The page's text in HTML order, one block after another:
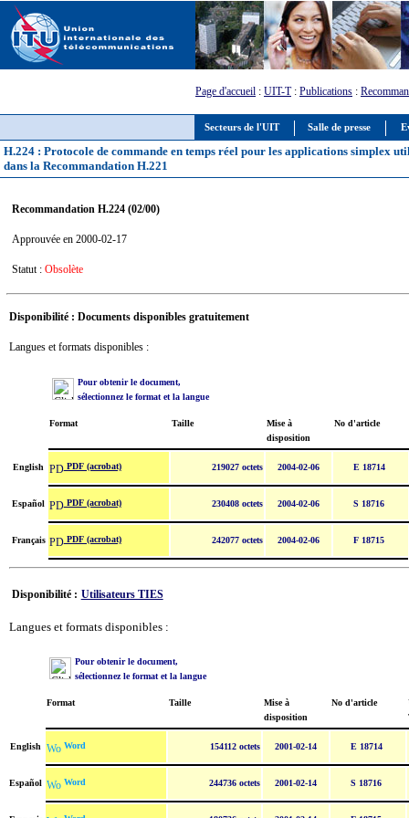
Secteurs de l'UIT Salle de presse
Page d'accueil : UIT-T: Publications :
H.224 : Protocole de commande en temps réel pour les applications simplex
dans la Recommandation H.221
Recommandation H.224 (02/00)
Approuvée en 2000-02-17
Statut : Obsolète
Disponibilité : Documents disponibles gratuitement
Langues et formats disponibles :
Pour obtenir le document,
sélectionnez le format et la langue
Format Taille
Mise à
disposition
No d'article
English PDF (acrobat) 219027 octets 2004-02-06 E 18714
Español PDF (acrobat) 230408 octets 2004-02-06 S 18716
Français PDF (acrobat) 242077 octets 2004-02-06 F 18715
Disponibilité : Utilisateurs TIES
Langues et formats disponibles :
Pour obtenir le document,
sélectionnez le format et la langue
Format Taille
Mise à
disposition
No d'article
English Word 154112 octets 2001-02-14 E 18714
Español Word 244736 octets 2001-02-14 S 18716